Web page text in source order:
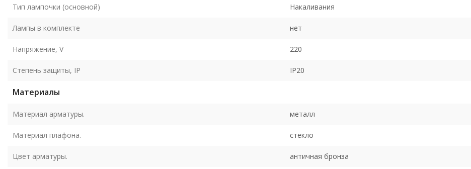
Тип лампочки (основной) Накаливания
Лампы в комплекте нет
Напряжение, V 220
Степень защиты, IP IP20
Материалы
Материал арматуры. металл
Материал плафона. стекло
Цвет арматуры. античная бронза